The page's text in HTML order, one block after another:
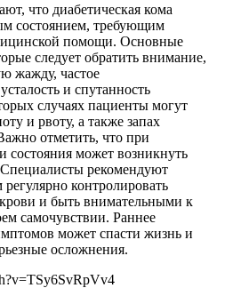
что диабетическая кома
состоянием, требующим
помощи. Основные
следует обратить внимание,
жажду, частое
и спутанность
случаях пациенты могут
и рвоту, а также запах
отметить, что при
состояния может возникнуть
Специалисты рекомендуют
контролировать
крови и быть внимательными к
самочувствии. Раннее
может спасти жизнь и
осложнения.